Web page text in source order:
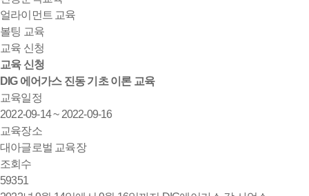
얼라이먼트 교육
볼팅 교육
교육 신청
교육 신청
DIG 에어가스 진동 기초 이론 교육
교육일정
2022-09-14 ~ 2022-09-16
교육장소
대아글로벌 교육장
조회수
59351